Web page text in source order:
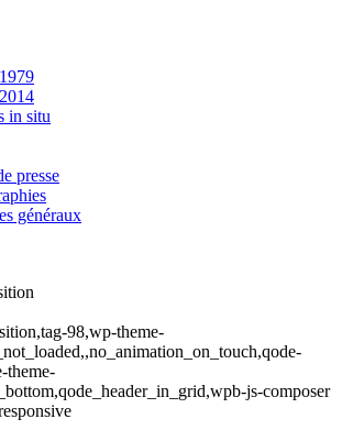
in situ
presse
généraux
98,wp-theme-
theme-
js-composer